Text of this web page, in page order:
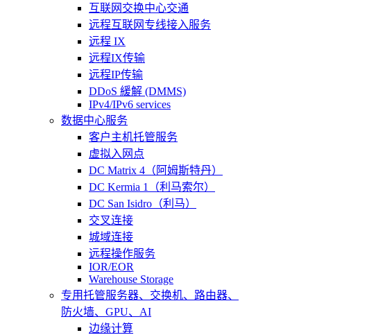
互联网交换中心交通
远程互联网专线接入服务
远程 IX
远程IX传输
远程IP传输
DDoS 緩解 (DMMS)
IPv4/IPv6 services
数据中心服务
客户主机托管服务
虚拟入网点
DC Matrix 4（阿姆斯特丹）
DC Kermia 1（利马索尔）
DC San Isidro（利马）
交叉连接
城域连接
远程操作服务
IOR/EOR
Warehouse Storage
专用托管服务器、交换机、路由器、
防火墙、GPU、AI
边缘计算